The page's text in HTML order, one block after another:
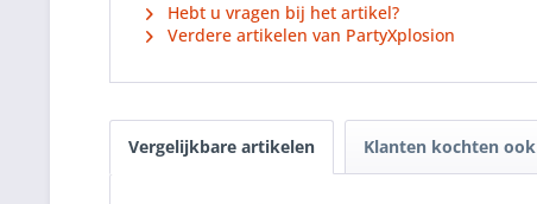
Hebt u vragen bij het artikel?
Verdere artikelen van PartyXplosion
Vergelijkbare artikelen Klanten kochten ook